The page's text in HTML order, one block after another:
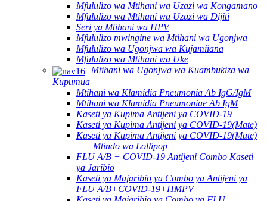
Mfululizo wa Mtihani wa Uzazi wa Kongamano
Mfululizo wa Mtihani wa Uzazi wa Dijiti
Seri ya Mtihani wa HPV
Mfululizo mwingine wa Mtihani wa Ugonjwa
Mfululizo wa Ugonjwa wa Kujamiiana
Mfululizo wa Mtihani wa Uke
Mtihani wa Ugonjwa wa Kuambukiza wa
Kupumua
Mtihani wa Klamidia Pneumonia Ab IgG/IgM
Mtihani wa Klamidia Pneumoniae Ab IgM
Kaseti ya Kupima Antijeni ya COVID-19
Kaseti ya Kupima Antijeni ya COVID-19(Mate)
Kaseti ya Kupima Antijeni ya COVID-19(Mate)
——Mtindo wa Lollipop
FLU A/B + COVID-19 Antijeni Combo Kaseti
ya Jaribio
Kaseti ya Majaribio ya Combo ya Antijeni ya
FLU A/B+COVID-19+HMPV